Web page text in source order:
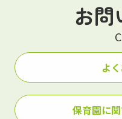
お
よ
保育園に